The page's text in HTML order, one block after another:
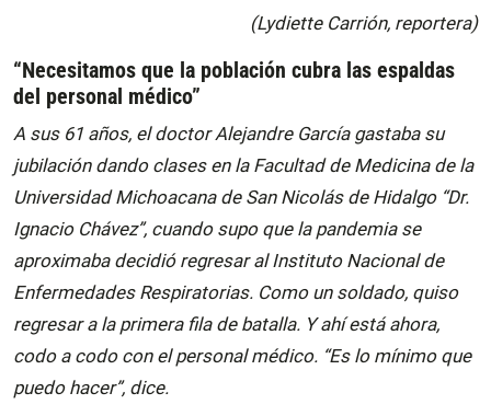
(Lydiette Carrión, reportera)
“Necesitamos que la población cubra las espaldas
del personal médico”
A sus 61 años, el doctor Alejandre García gastaba su
jubilación dando clases en la Facultad de Medicina de la
Universidad Michoacana de San Nicolás de Hidalgo “Dr.
Ignacio Chávez”, cuando supo que la pandemia se
aproximaba decidió regresar al Instituto Nacional de
Enfermedades Respiratorias. Como un soldado, quiso
regresar a la primera fila de batalla. Y ahí está ahora,
codo a codo con el personal médico. “Es lo mínimo que
puedo hacer”, dice.